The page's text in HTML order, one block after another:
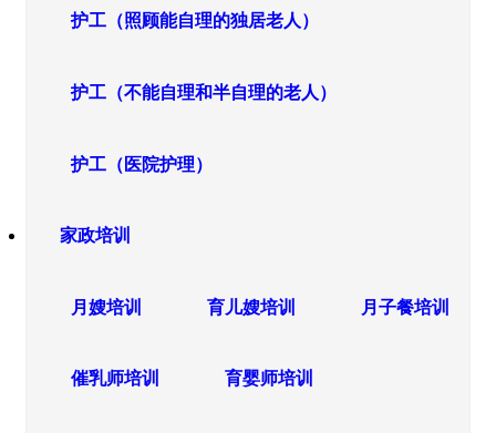
护工（照顾能自理的独居老人）
护工（不能自理和半自理的老人）
护工（医院护理）
家政培训
月嫂培训 育儿嫂培训 月子餐培训
催乳师培训 育婴师培训